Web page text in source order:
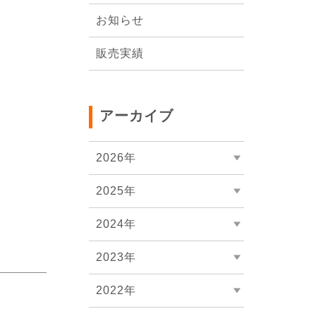
お知らせ
販売実績
アーカイブ
2026年
2025年
2024年
2023年
2022年